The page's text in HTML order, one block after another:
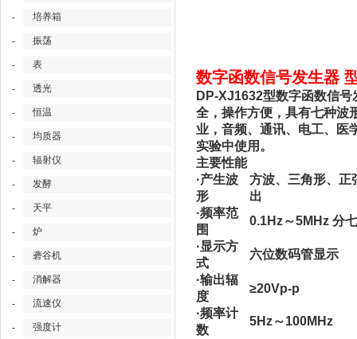
- 培养箱
- 振荡
- 表
- 透光
- 恒温
- 均质器
- 辐射仪
- 发酵
- 天平
- 炉
- 砻谷机
- 消解器
- 流速仪
- 强度计
数字函数信号发生器
DP-XJ1632型数字函数信
全，操作方便，具有七种波
业，音频、通讯、电工、医
实验中使用。
主要性能
·产生波
形
方波、三角形、正
出
·频率范
围
0.1Hz～5MHz 分
·显示方
式
六位数码管显示
·输出辐
度
≥20Vp-p
·频率计
数
5Hz～100MHz